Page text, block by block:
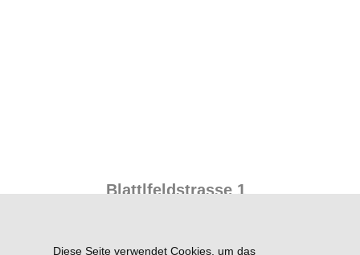
Blattlfeldstrasse 1
Diese Seite verwendet Cookies, um das